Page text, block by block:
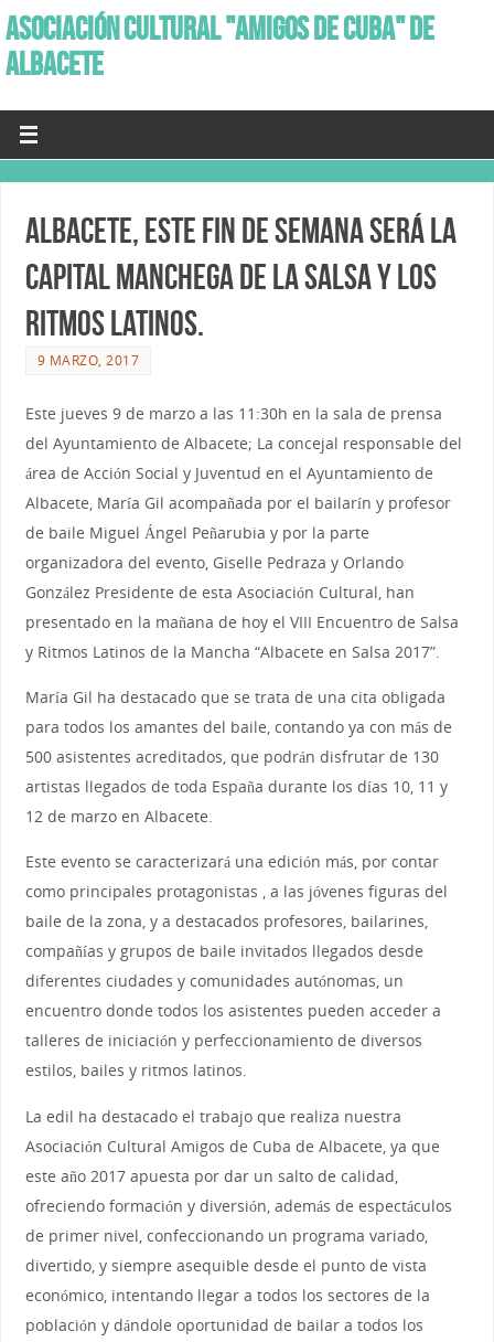
ASOCIACIÓN CULTURAL "AMIGOS DE CUBA" DE
ALBACETE
Albacete, este fin de semana será la
Capital Manchega de la Salsa y los
Ritmos Latinos.
9 MARZO, 2017
Este jueves 9 de marzo a las 11:30h en la sala de prensa
del Ayuntamiento de Albacete; La concejal responsable del
área de Acción Social y Juventud en el Ayuntamiento de
Albacete, María Gil acompañada por el bailarín y profesor
de baile Miguel Ángel Peñarubia y por la parte
organizadora del evento, Giselle Pedraza y Orlando
González Presidente de esta Asociación Cultural, han
presentado en la mañana de hoy el VIII Encuentro de Salsa
y Ritmos Latinos de la Mancha “Albacete en Salsa 2017”.
María Gil ha destacado que se trata de una cita obligada
para todos los amantes del baile, contando ya con más de
500 asistentes acreditados, que podrán disfrutar de 130
artistas llegados de toda España durante los días 10, 11 y
12 de marzo en Albacete.
Este evento se caracterizará una edición más, por contar
como principales protagonistas , a las jóvenes figuras del
baile de la zona, y a destacados profesores, bailarines,
compañías y grupos de baile invitados llegados desde
diferentes ciudades y comunidades autónomas, un
encuentro donde todos los asistentes pueden acceder a
talleres de iniciación y perfeccionamiento de diversos
estilos, bailes y ritmos latinos.
La edil ha destacado el trabajo que realiza nuestra
Asociación Cultural Amigos de Cuba de Albacete, ya que
este año 2017 apuesta por dar un salto de calidad,
ofreciendo formación y diversión, además de espectáculos
de primer nivel, confeccionando un programa variado,
divertido, y siempre asequible desde el punto de vista
económico, intentando llegar a todos los sectores de la
población y dándole oportunidad de bailar a todos los